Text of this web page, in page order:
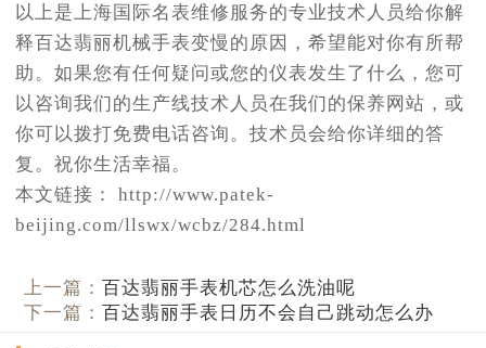
以上是上海国际名表维修服务的专业技术人员给你解
释百达翡丽机械手表变慢的原因，希望能对你有所帮
助。如果您有任何疑问或您的仪表发生了什么，您可
以咨询我们的生产线技术人员在我们的保养网站，或
你可以拨打免费电话咨询。技术员会给你详细的答
复。祝你生活幸福。
本文链接： http://www.patek-
beijing.com/llswx/wcbz/284.html
上一篇：百达翡丽手表机芯怎么洗油呢
下一篇：百达翡丽手表日历不会自己跳动怎么办